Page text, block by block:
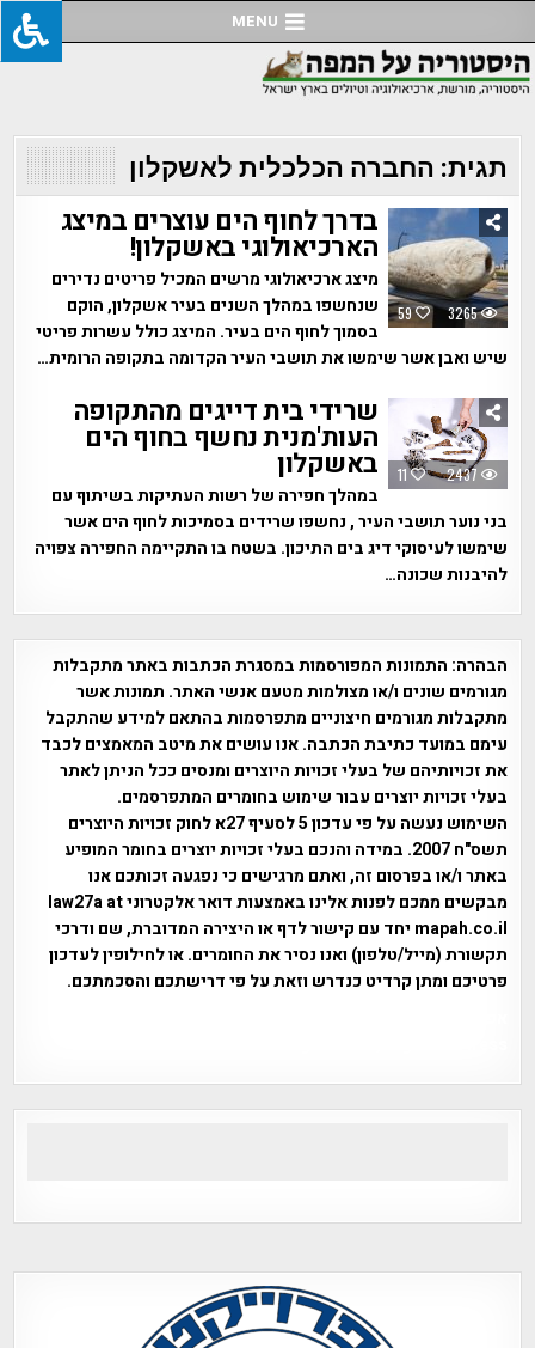
to
content
MENU
תגית: החברה הכלכלית לאשקלון
59 3265
בדרך לחוף הים עוצרים במיצג
הארכיאולוגי באשקלון!
מיצג ארכיאולוגי מרשים המכיל פריטים נדירים
שנחשפו במהלך השנים בעיר אשקלון, הוקם
בסמוך לחוף הים בעיר. המיצג כולל עשרות פריטי
שיש ואבן אשר שימשו את תושבי העיר הקדומה בתקופה הרומית…
11 2437
שרידי בית דייגים מהתקופה
העות'מנית נחשף בחוף הים
באשקלון
במהלך חפירה של רשות העתיקות בשיתוף עם
בני נוער תושבי העיר , נחשפו שרידים בסמיכות לחוף הים אשר
שימשו לעיסוקי דיג בים התיכון. בשטח בו התקיימה החפירה צפויה
להיבנות שכונה…
הבהרה: התמונות המפורסמות במסגרת הכתבות באתר מתקבלות
מגורמים שונים ו/או מצולמות מטעם אנשי האתר. תמונות אשר
מתקבלות מגורמים חיצוניים מתפרסמות בהתאם למידע שהתקבל
עימם במועד כתיבת הכתבה. אנו עושים את מיטב המאמצים לכבד
את זכויותיהם של בעלי זכויות היוצרים ומנסים ככל הניתן לאתר
בעלי זכויות יוצרים עבור שימוש בחומרים המתפרסמים.
השימוש נעשה על פי עדכון 5 לסעיף 27א לחוק זכויות היוצרים
תשס"ח 2007. במידה והנכם בעלי זכויות יוצרים בחומר המופיע
באתר ו/או בפרסום זה, ואתם מרגישים כי נפגעה זכותכם אנו
מבקשים ממכם לפנות אלינו באמצעות דואר אלקטרוני law27a at
mapah.co.il יחד עם קישור לדף או היצירה המדוברת, שם ודרכי
תקשורת (מייל/טלפון) ואנו נסיר את החומרים. או לחילופין לעדכון
פרטיכם ומתן קרדיט כנדרש וזאת על פי דרישתכם והסכמתכם.